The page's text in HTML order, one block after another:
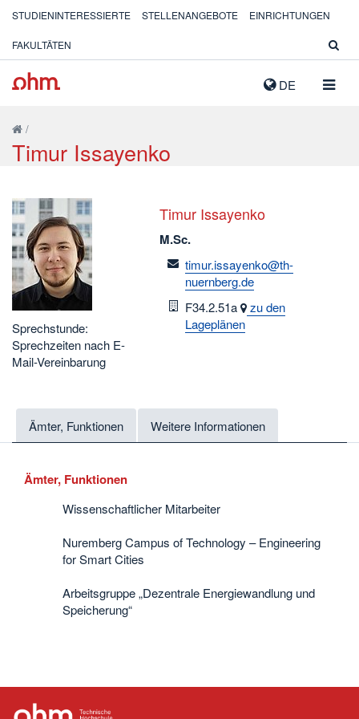
DE
STUDIENINTERESSIERTE STELLENANGEBOTE EINRICHTUNGEN
FAKULTÄTEN
/
Timur Issayenko
Sprechstunde:
Sprechzeiten nach E-
Mail-Vereinbarung
Timur Issayenko
M.Sc.
email
timur.issayenko@th-
nuernberg.de
Raum
F34.2.51a zu den
Lageplänen
Ämter, Funktionen Weitere Informationen
Ämter, Funktionen
Wissenschaftlicher Mitarbeiter
Nuremberg Campus of Technology – Engineering
for Smart Cities
Arbeitsgruppe „Dezentrale Energiewandlung und
Speicherung“